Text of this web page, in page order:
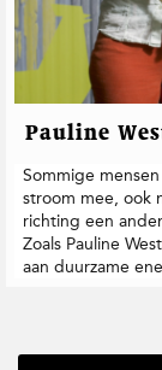
Pauline
Sommige
stroom mee, ook
richting een
Zoals Pauline
aan duurzame